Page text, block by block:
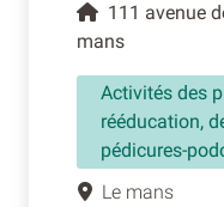
111 avenue
mans
Activités des
rééducation,
pédicures-
Le mans